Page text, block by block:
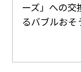
ーズ」への交
るバブルおそ